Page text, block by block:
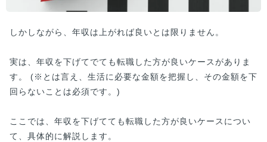
しかしながら、年収は上がれば良いとは限りません。
実は、年収を下げてでても転職した方が良いケースがありま
す。 (※とは言え、生活に必要な金額を把握し、その金額を下
回らないことは必須です。)
ここでは、年収を下げてても転職した方が良いケースについ
て、具体的に解説します。